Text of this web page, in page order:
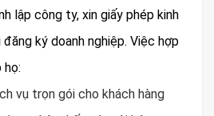
lập công ty, xin giấy phép kinh
ký doanh nghiệp. Việc hợp
họ:
vụ trọn gói cho khách hàng